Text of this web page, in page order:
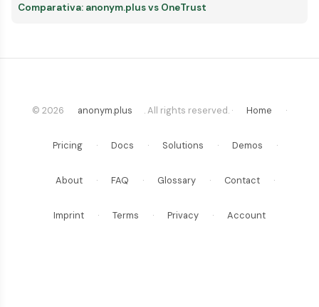
Comparativa: anonym.plus vs OneTrust
© 2026 anonym.plus . All rights reserved. · Home ·
Pricing · Docs · Solutions · Demos ·
About · FAQ · Glossary · Contact ·
Imprint · Terms · Privacy · Account